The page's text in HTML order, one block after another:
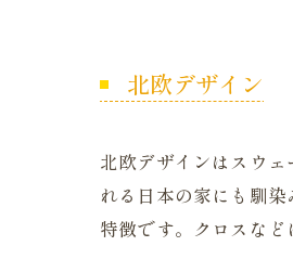
北欧デザイン
北欧デザインはスウ
れる日本の家にも馴
特徴です。クロスな